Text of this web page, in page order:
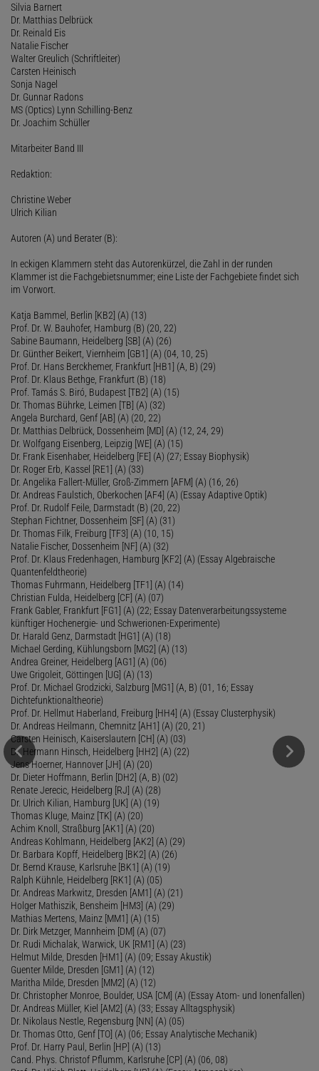
Silvia Barnert
Dr. Matthias Delbrück
Dr. Reinald Eis
Natalie Fischer
Walter Greulich (Schriftleiter)
Carsten Heinisch
Sonja Nagel
Dr. Gunnar Radons
MS (Optics) Lynn Schilling-Benz
Dr. Joachim Schüller
Mitarbeiter Band III
Redaktion:
Christine Weber
Ulrich Kilian
Autoren (A) und Berater (B):
In eckigen Klammern steht das Autorenkürzel, die Zahl in der runden
Klammer ist die Fachgebietsnummer; eine Liste der Fachgebiete findet sich
im Vorwort.
Katja Bammel, Berlin [KB2] (A) (13)
Prof. Dr. W. Bauhofer, Hamburg (B) (20, 22)
Sabine Baumann, Heidelberg [SB] (A) (26)
Dr. Günther Beikert, Viernheim [GB1] (A) (04, 10, 25)
Prof. Dr. Hans Berckhemer, Frankfurt [HB1] (A, B) (29)
Prof. Dr. Klaus Bethge, Frankfurt (B) (18)
Prof. Tamás S. Biró, Budapest [TB2] (A) (15)
Dr. Thomas Bührke, Leimen [TB] (A) (32)
Angela Burchard, Genf [AB] (A) (20, 22)
Dr. Matthias Delbrück, Dossenheim [MD] (A) (12, 24, 29)
Dr. Wolfgang Eisenberg, Leipzig [WE] (A) (15)
Dr. Frank Eisenhaber, Heidelberg [FE] (A) (27; Essay Biophysik)
Dr. Roger Erb, Kassel [RE1] (A) (33)
Dr. Angelika Fallert-Müller, Groß-Zimmern [AFM] (A) (16, 26)
Dr. Andreas Faulstich, Oberkochen [AF4] (A) (Essay Adaptive Optik)
Prof. Dr. Rudolf Feile, Darmstadt (B) (20, 22)
Stephan Fichtner, Dossenheim [SF] (A) (31)
Dr. Thomas Filk, Freiburg [TF3] (A) (10, 15)
Natalie Fischer, Dossenheim [NF] (A) (32)
Prof. Dr. Klaus Fredenhagen, Hamburg [KF2] (A) (Essay Algebraische
Quantenfeldtheorie)
Thomas Fuhrmann, Heidelberg [TF1] (A) (14)
Christian Fulda, Heidelberg [CF] (A) (07)
Frank Gabler, Frankfurt [FG1] (A) (22; Essay Datenverarbeitungssysteme
künftiger Hochenergie- und Schwerionen-Experimente)
Dr. Harald Genz, Darmstadt [HG1] (A) (18)
Michael Gerding, Kühlungsborn [MG2] (A) (13)
Andrea Greiner, Heidelberg [AG1] (A) (06)
Uwe Grigoleit, Göttingen [UG] (A) (13)
Prof. Dr. Michael Grodzicki, Salzburg [MG1] (A, B) (01, 16; Essay
Dichtefunktionaltheorie)
Prof. Dr. Hellmut Haberland, Freiburg [HH4] (A) (Essay Clusterphysik)
Dr. Andreas Heilmann, Chemnitz [AH1] (A) (20, 21)
Carsten Heinisch, Kaiserslautern [CH] (A) (03)
Dr. Hermann Hinsch, Heidelberg [HH2] (A) (22)
Jens Hoerner, Hannover [JH] (A) (20)
Dr. Dieter Hoffmann, Berlin [DH2] (A, B) (02)
Renate Jerecic, Heidelberg [RJ] (A) (28)
Dr. Ulrich Kilian, Hamburg [UK] (A) (19)
Thomas Kluge, Mainz [TK] (A) (20)
Achim Knoll, Straßburg [AK1] (A) (20)
Andreas Kohlmann, Heidelberg [AK2] (A) (29)
Dr. Barbara Kopff, Heidelberg [BK2] (A) (26)
Dr. Bernd Krause, Karlsruhe [BK1] (A) (19)
Ralph Kühnle, Heidelberg [RK1] (A) (05)
Dr. Andreas Markwitz, Dresden [AM1] (A) (21)
Holger Mathiszik, Bensheim [HM3] (A) (29)
Mathias Mertens, Mainz [MM1] (A) (15)
Dr. Dirk Metzger, Mannheim [DM] (A) (07)
Dr. Rudi Michalak, Warwick, UK [RM1] (A) (23)
Helmut Milde, Dresden [HM1] (A) (09; Essay Akustik)
Guenter Milde, Dresden [GM1] (A) (12)
Maritha Milde, Dresden [MM2] (A) (12)
Dr. Christopher Monroe, Boulder, USA [CM] (A) (Essay Atom- und Ionenfallen)
Dr. Andreas Müller, Kiel [AM2] (A) (33; Essay Alltagsphysik)
Dr. Nikolaus Nestle, Regensburg [NN] (A) (05)
Dr. Thomas Otto, Genf [TO] (A) (06; Essay Analytische Mechanik)
Prof. Dr. Harry Paul, Berlin [HP] (A) (13)
Cand. Phys. Christof Pflumm, Karlsruhe [CP] (A) (06, 08)